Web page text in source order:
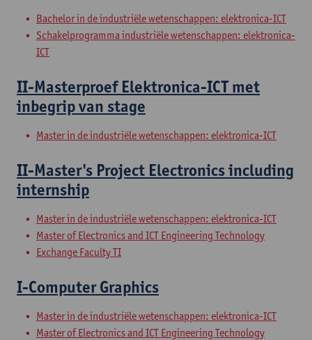
Bachelor in de industriële wetenschappen: elektronica-ICT
Schakelprogramma industriële wetenschappen: elektronica-
ICT
II-Masterproef Elektronica-ICT met
inbegrip van stage
Master in de industriële wetenschappen: elektronica-ICT
II-Master's Project Electronics including
internship
Master in de industriële wetenschappen: elektronica-ICT
Master of Electronics and ICT Engineering Technology
Exchange Faculty TI
I-Computer Graphics
Master in de industriële wetenschappen: elektronica-ICT
Master of Electronics and ICT Engineering Technology